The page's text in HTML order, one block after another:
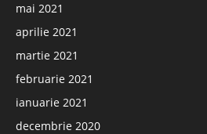
mai 2021
aprilie 2021
martie 2021
februarie 2021
ianuarie 2021
decembrie 2020